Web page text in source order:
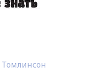
Томлинсон